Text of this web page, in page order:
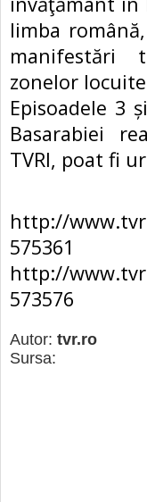
limba
manifestări
zonelor
Episoadele 3
Basarabiei
TVRI, poat fi
http://
575361
http://
573576
Autor: tvr.ro
Sursa: